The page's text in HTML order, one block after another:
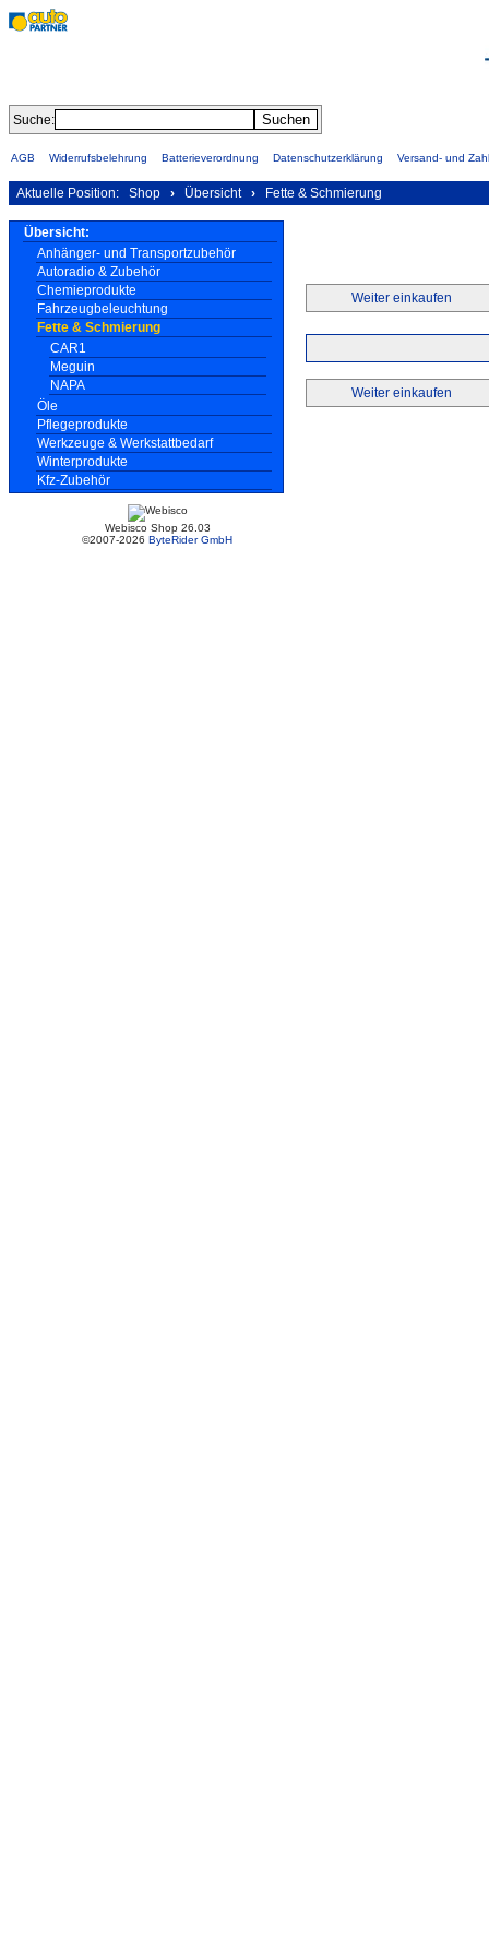
Suche:
AGB Widerrufsbelehrung Batterieverordnung Datenschutzerklärung Versand- und
Aktuelle Position: Shop › Übersicht › Fette & Schmierung
Übersicht:
Anhänger- und Transportzubehör
Autoradio & Zubehör
Chemieprodukte
Fahrzeugbeleuchtung
Fette & Schmierung
CAR1
Meguin
NAPA
Öle
Pflegeprodukte
Werkzeuge & Werkstattbedarf
Winterprodukte
Kfz-Zubehör
Webisco Shop 26.03
©2007-2026 ByteRider GmbH
Weiter einkaufen
Weiter einkaufen